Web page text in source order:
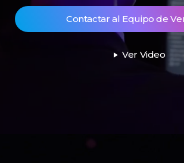
Contactar al Equipo de
play_arrow Ver Video